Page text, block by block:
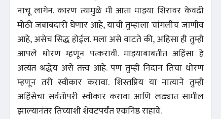
नाचू लागेन. कारण त्यामुळे मी आता माझ्या शिरावर केवढी
मोठी जबाबदारी घेणार आहे, याची तुम्हाला चांगलीच जाणीव
आहेे, असेच सिद्ध होईल. मला असे वाटते की, अहिंसा ही तुम्ही
आपले धोरण म्हणून पत्करावी. माझ्याबाबतीत अहिंसा हे
अत्यंत श्रद्धेय असे तत्त्व आहे. पण तुम्ही निदान तिचा धोरण
म्हणून तरी स्वीकार करावा. शिस्तप्रिय या नात्याने तुम्ही
अहिंसेचा सर्वतोपरी स्वीकार करावा आणि लढ्यात सामील
झाल्यानंतर तिच्याशी शेवटपर्यंत एकनिष्ठ राहावे.